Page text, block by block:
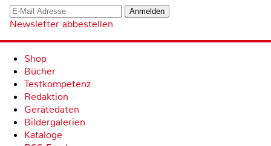
Newsletter abbestellen
Shop
Bücher
Testkompetenz
Redaktion
Gerätedaten
Bildergalerien
Kataloge